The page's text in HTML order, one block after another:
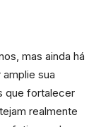
mas ainda há
sua
que fortalecer
realmente